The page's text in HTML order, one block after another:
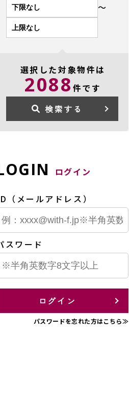
〜
選択した対象物件は
2088 件です
検索する
ログイン
（メールアドレス）
スワード
ログイン
パスワードを忘れた方はこちら≫